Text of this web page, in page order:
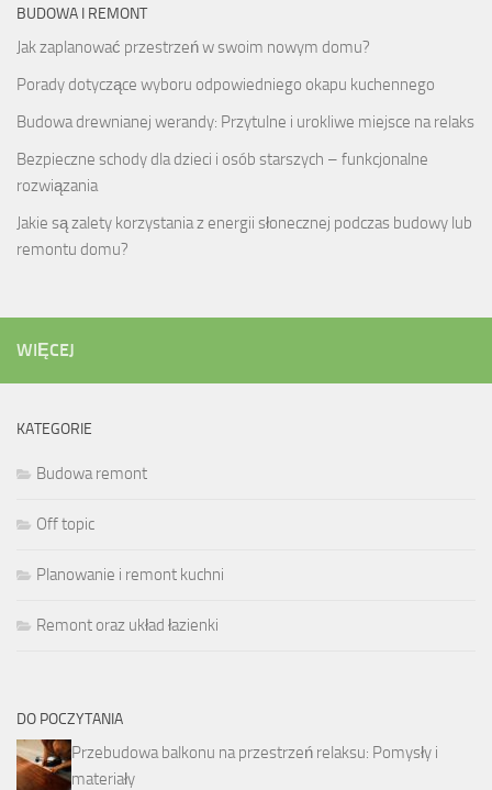
BUDOWA I REMONT
Jak zaplanować przestrzeń w swoim nowym domu?
Porady dotyczące wyboru odpowiedniego okapu kuchennego
Budowa drewnianej werandy: Przytulne i urokliwe miejsce na relaks
Bezpieczne schody dla dzieci i osób starszych – funkcjonalne
rozwiązania
Jakie są zalety korzystania z energii słonecznej podczas budowy lub
remontu domu?
WIĘCEJ
KATEGORIE
Budowa remont
Off topic
Planowanie i remont kuchni
Remont oraz układ łazienki
DO POCZYTANIA
Przebudowa balkonu na przestrzeń relaksu: Pomysły i
materiały